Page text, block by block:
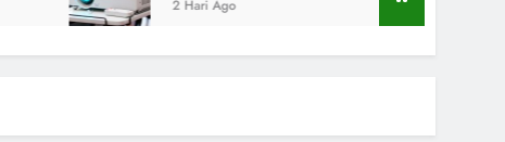
2 Hari Ago